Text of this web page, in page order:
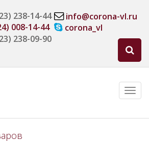
238-14-44
008-14-44
238-09-90
info@corona-vl.ru
corona_vl